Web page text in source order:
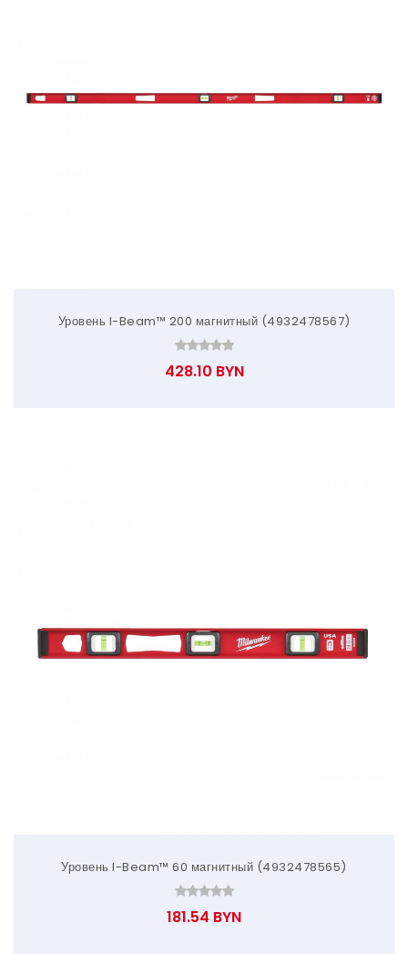
Уровень I-Beam™ 200 магнитный (4932478567)
428.10 BYN
Уровень I-Beam™ 60 магнитный (4932478565)
181.54 BYN